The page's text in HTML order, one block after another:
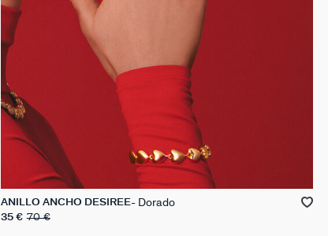
ANILLO ANCHO DESIREE Dorado
35 € 70 €